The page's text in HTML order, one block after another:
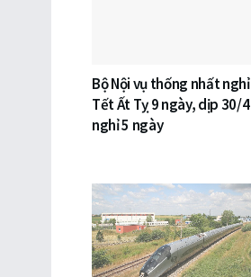
Bộ Nội vụ thống nhất nghỉ
Tết Ất Tỵ 9 ngày, dịp 30/4
nghỉ 5 ngày